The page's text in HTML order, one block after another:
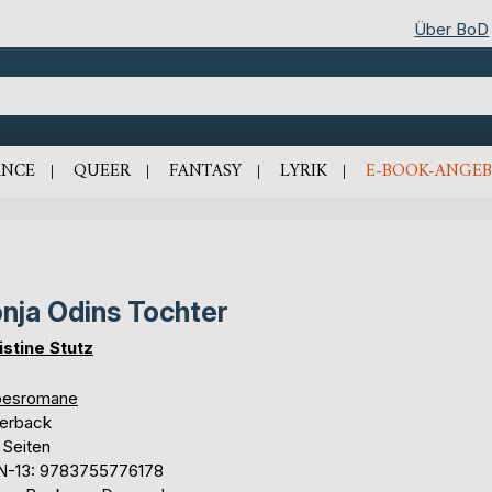
Über BoD
QUEER FANTASY LYRIK E-BOOK-
Odins Tochter
Stutz
13: 9783755776178